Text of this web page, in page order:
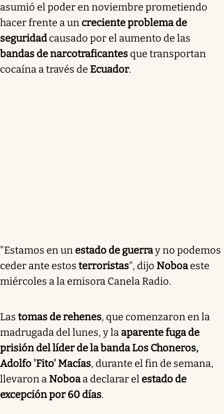
asumió el poder en noviembre prometiendo
hacer frente a un creciente problema de
seguridadcausado por el aumento de las
bandas de narcotraficantes que transportan
cocaína a través de Ecuador.
"Estamos en un estado de guerray no podemos
ceder ante estos terroristas", dijo Noboaeste
miércoles a la emisora Canela Radio.
Las tomas de rehenes, que comenzaron en la
madrugada del lunes, y la aparente fuga de
prisión del líder de la banda Los Choneros,
Adolfo 'Fito' Macías, durante el fin de semana,
llevaron a Noboaa declarar el estado de
excepción por 60 días.